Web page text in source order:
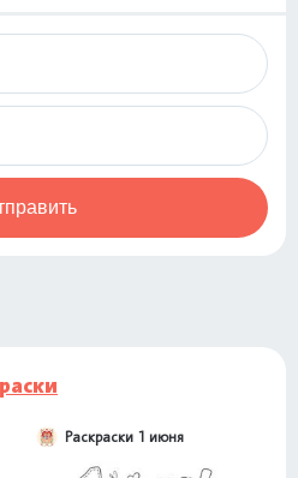
Раскраски 1 июня